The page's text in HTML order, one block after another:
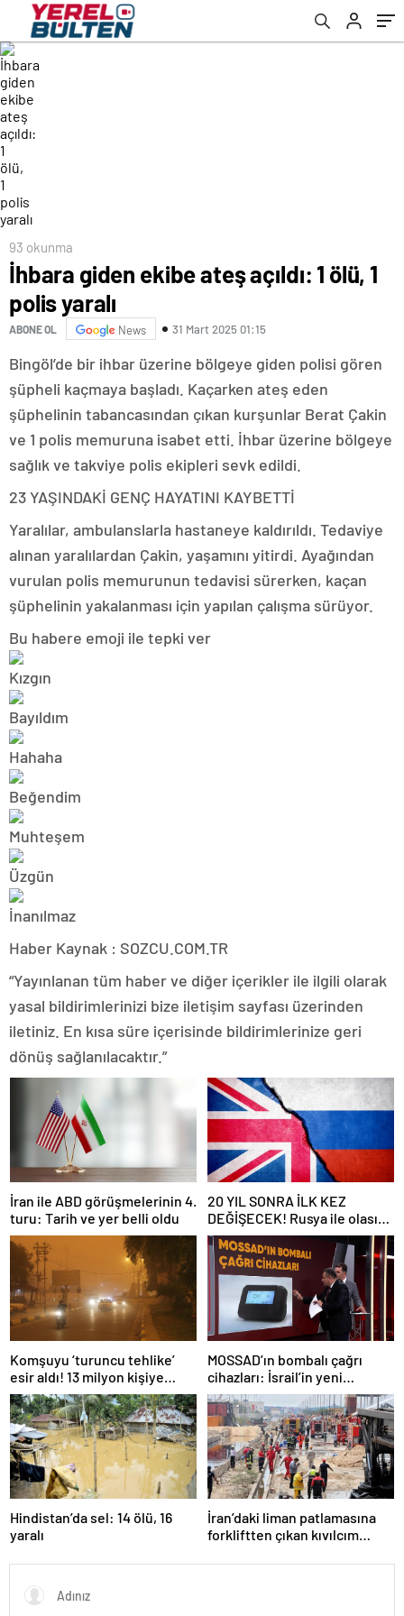
93 okunma
İhbara giden ekibe ateş açıldı: 1 ölü, 1
polis yaralı
ABONE OL News 31 Mart 2025 01:15
Bingöl’de bir ihbar üzerine bölgeye giden polisi gören
şüpheli kaçmaya başladı. Kaçarken ateş eden
şüphelinin tabancasından çıkan kurşunlar Berat Çakin
ve 1 polis memuruna isabet etti. İhbar üzerine bölgeye
sağlık ve takviye polis ekipleri sevk edildi.
23 YAŞINDAKİ GENÇ HAYATINI KAYBETTİ
Yaralılar, ambulanslarla hastaneye kaldırıldı. Tedaviye
alınan yaralılardan Çakin, yaşamını yitirdi. Ayağından
vurulan polis memurunun tedavisi sürerken, kaçan
şüphelinin yakalanması için yapılan çalışma sürüyor.
Bu habere emoji ile tepki ver
Haber Kaynak : SOZCU.COM.TR
“Yayınlanan tüm haber ve diğer içerikler ile ilgili olarak
yasal bildirimlerinizi bize iletişim sayfası üzerinden
iletiniz. En kısa süre içerisinde bildirimlerinize geri
dönüş sağlanılacaktır.”
İran ile ABD görüşmelerinin 4.
turu: Tarih ve yer belli oldu
20 YIL SONRA İLK KEZ
DEĞİŞECEK! Rusya ile olası
savaş… İngiltere’nin gizli
planı güncelleniyor!
Komşuyu ‘turuncu tehlike’
esir aldı! 13 milyon kişiye
“evde kalın” uyarısı…
MOSSAD’ın bombalı çağrı
cihazları: İsrail’in yeni
suikastını MİT önledi
Hindistan’da sel: 14 ölü, 16
yaralı
İran’daki liman patlamasına
forkliftten çıkan kıvılcım